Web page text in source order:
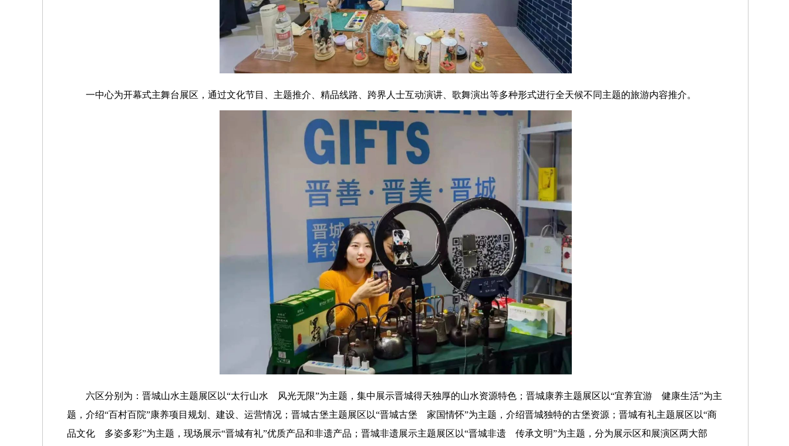
一中心为开幕式主舞台展区，通过文化节目、主题推介、精品线路、跨界人士互动演讲、歌舞演出等多种形式进行全天候不同主题的旅游内容推介。
六区分别为：晋城山水主题展区以“太行山水 风光无限”为主题，集中展示晋城得天独厚的山水资源特色；晋城康养主题展区以“宜养宜游 健康生活”为主
题，介绍“百村百院”康养项目规划、建设、运营情况；晋城古堡主题展区以“晋城古堡 家国情怀”为主题，介绍晋城独特的古堡资源；晋城有礼主题展区以“商
品文化 多姿多彩”为主题，现场展示“晋城有礼”优质产品和非遗产品；晋城非遗展示主题展区以“晋城非遗 传承文明”为主题，分为展示区和展演区两大部